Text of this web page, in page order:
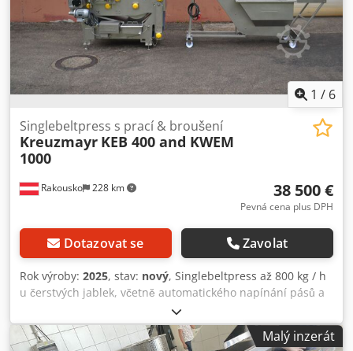
1 / 6
Rakousko 228 km
Singlebeltpress s prací & broušení
Kreuzmayr KEB 400 and KWEM
1000
38 500 €
Pevná cena plus DPH
Dotazovat se Zavolat
Rok výroby: 2025, stav: nový, Singlebeltpress až 800 kg / h
u čerstvých jablek, včetně automatického napínání pásů a
regulačního systému integrovaného vysokotlakého čističe
pásu systému pro pásovou mycí a brusnou jednotku s
plnou nerezovou konstrukcí 3,0 Kw Crjde S Un Depfx Al Nsf
Malý inzerát